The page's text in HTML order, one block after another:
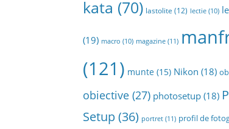
kata (70) lastolite (12) lectie (10)
(19) macro (10) magazine (11)
(121) munte (15) Nikon (18)
obiective (27) photosetup (18)
Setup(36) portret (11) profil de